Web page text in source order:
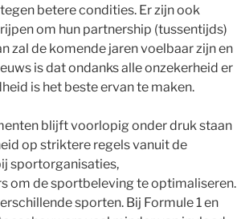
betere condities. Er zijn ook
om hun partnership (tussentijds)
zal de komende jaren voelbaar zijn en
is dat ondanks alle onzekerheid er
is het beste ervan te maken.
blijft voorlopig onder druk staan
op striktere regels vanuit de
sportorganisaties,
om de sportbeleving te optimaliseren.
sporten. Bij Formule 1 en